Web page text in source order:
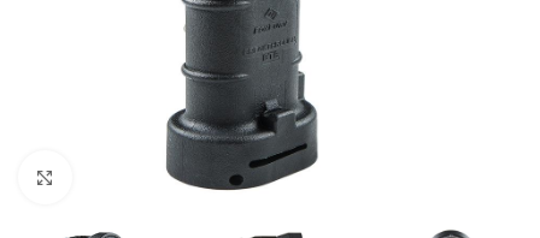
Нажмите, чтобы увеличить